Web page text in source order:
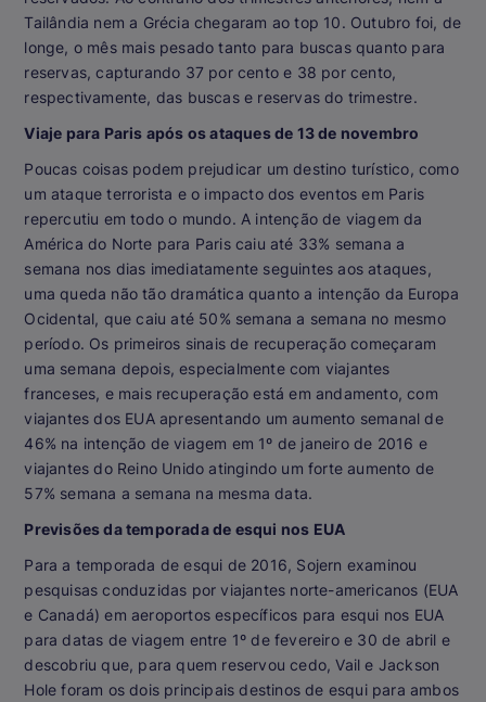
Tailândia nem a Grécia chegaram ao top 10. Outubro foi, de
longe, o mês mais pesado tanto para buscas quanto para
reservas, capturando 37 por cento e 38 por cento,
respectivamente, das buscas e reservas do trimestre.
Viaje para Paris após os ataques de 13 de novembro
Poucas coisas podem prejudicar um destino turístico, como
um ataque terrorista e o impacto dos eventos em Paris
repercutiu em todo o mundo. A intenção de viagem da
América do Norte para Paris caiu até 33% semana a
semana nos dias imediatamente seguintes aos ataques,
uma queda não tão dramática quanto a intenção da Europa
Ocidental, que caiu até 50% semana a semana no mesmo
período. Os primeiros sinais de recuperação começaram
uma semana depois, especialmente com viajantes
franceses, e mais recuperação está em andamento, com
viajantes dos EUA apresentando um aumento semanal de
46% na intenção de viagem em 1º de janeiro de 2016 e
viajantes do Reino Unido atingindo um forte aumento de
57% semana a semana na mesma data.
Previsões da temporada de esqui nos EUA
Para a temporada de esqui de 2016, Sojern examinou
pesquisas conduzidas por viajantes norte-americanos (EUA
e Canadá) em aeroportos específicos para esqui nos EUA
para datas de viagem entre 1º de fevereiro e 30 de abril e
descobriu que, para quem reservou cedo, Vail e Jackson
Hole foram os dois principais destinos de esqui para ambos